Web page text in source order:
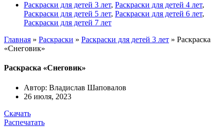
Раскраски для детей 3 лет, Раскраски для детей 4 лет,
Раскраски для детей 5 лет, Раскраски для детей 6 лет,
Раскраски для детей 7 лет
Главная » Раскраски » Раскраски для детей 3 лет » Раскраска
«Снеговик»
Раскраска «Снеговик»
Автор: Владислав Шаповалов
26 июля, 2023
Скачать
Распечатать